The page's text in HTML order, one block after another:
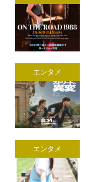
エンタメ
エンタメ